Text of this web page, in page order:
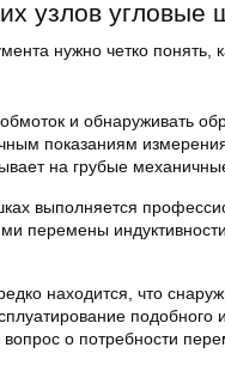
узлов
нужно четко понять,
и обнаруживать
показаниям
на грубые
выполняется
перемены
находится, что
подобного
о потребности